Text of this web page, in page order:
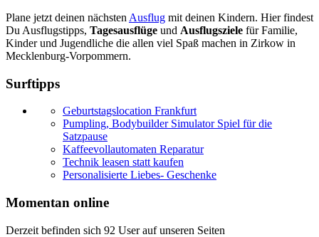
Plane jetzt deinen nächsten Ausflug mit deinen Kindern. Hier findest
Du Ausflugstipps, Tagesausflüge und Ausflugsziele für Familie,
Kinder und Jugendliche die allen viel Spaß machen in Zirkow in
Mecklenburg-Vorpommern.
Surftipps
Geburtstagslocation Frankfurt
Pumpling, Bodybuilder Simulator Spiel für die
Satzpause
Kaffeevollautomaten Reparatur
Technik leasen statt kaufen
Personalisierte Liebes- Geschenke
Momentan online
Derzeit befinden sich 92 User auf unseren Seiten